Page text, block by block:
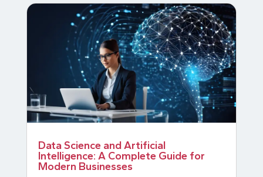
Data Science and Artificial
Intelligence: A Complete Guide for
Modern Businesses